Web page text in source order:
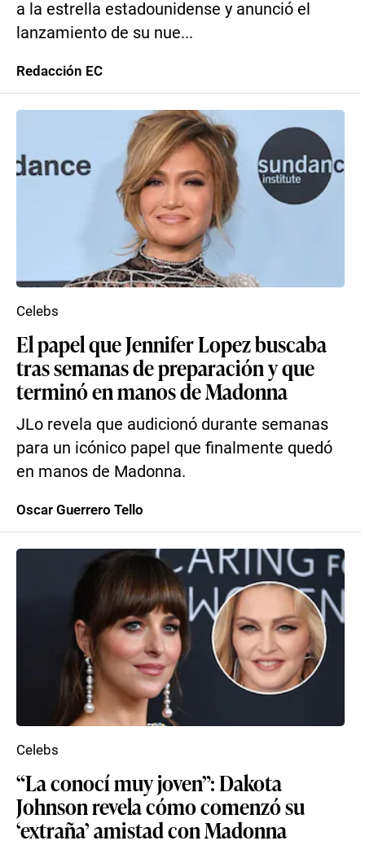
a la estrella estadounidense y anunció el
lanzamiento de su nue...
Redacción EC
El papel que Jennifer Lopez buscaba
tras semanas de preparación y que
terminó en manos de Madonna
JLo revela que audicionó durante semanas
para un icónico papel que finalmente quedó
en manos de Madonna.
Celebs
Oscar Guerrero Tello
“La conocí muy joven”: Dakota
Johnson revela cómo comenzó su
‘extraña’ amistad con Madonna
Celebs